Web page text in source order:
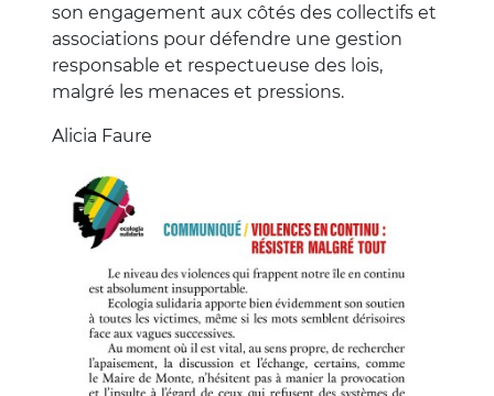
son engagement aux côtés des collectifs et
associations pour défendre une gestion
responsable et respectueuse des lois,
malgré les menaces et pressions.
Alicia Faure
Image